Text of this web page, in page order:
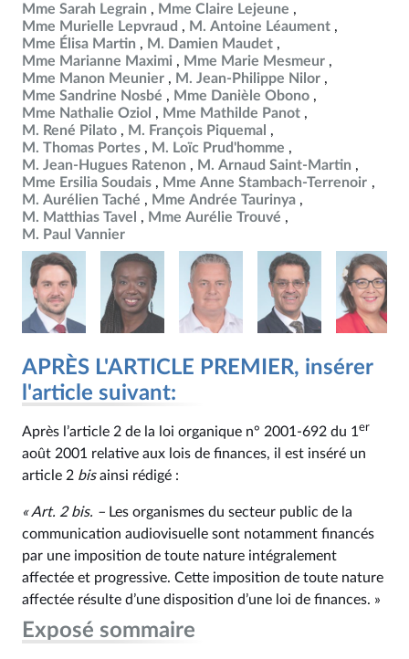
Mme Sarah Legrain
Mme Claire Lejeune
Mme Murielle Lepvraud
M. Antoine Léaument
Mme Élisa Martin
M. Damien Maudet
Mme Marianne Maximi
Mme Marie Mesmeur
Mme Manon Meunier
M. Jean-Philippe Nilor
Mme Sandrine Nosbé
Mme Danièle Obono
Mme Nathalie Oziol
Mme Mathilde Panot
M. René Pilato
M. François Piquemal
M. Thomas Portes
M. Loïc Prud'homme
M. Jean-Hugues Ratenon
M. Arnaud Saint-Martin
Mme Ersilia Soudais
Mme Anne Stambach-Terrenoir
M. Aurélien Taché
Mme Andrée Taurinya
M. Matthias Tavel
Mme Aurélie Trouvé
M. Paul Vannier
APRÈS L'ARTICLE PREMIER, insérer
l'article suivant:
Après l’article 2 de la loi organique n° 2001‑692 du 1 er
août 2001 relative aux lois de finances, il est inséré un
article 2 bisainsi rédigé :
« Art. 2bis. – Les organismes du secteur public de la
communication audiovisuelle sont notamment financés
par une imposition de toute nature intégralement
affectée et progressive. Cette imposition de toute nature
affectée résulte d’une disposition d’une loi de finances. »
Exposé sommaire